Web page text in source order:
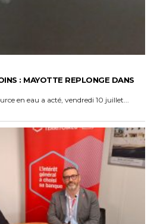
: MAYOTTE REPLONGE DANS
en eau a acté, vendredi 10 juillet...